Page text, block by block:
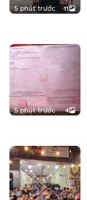
5 phút trước 11
5 phút trước 4